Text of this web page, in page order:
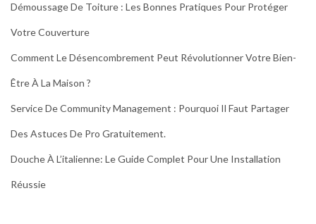
Démoussage De Toiture : Les Bonnes Pratiques Pour Protéger
Votre Couverture
Comment Le Désencombrement Peut Révolutionner Votre Bien-
Être À La Maison ?
Service De Community Management : Pourquoi Il Faut Partager
Des Astuces De Pro Gratuitement.
Douche À L’italienne: Le Guide Complet Pour Une Installation
Réussie